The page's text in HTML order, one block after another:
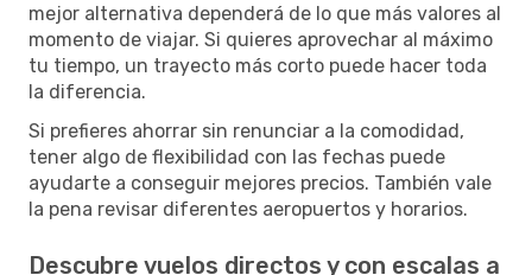
mejor alternativa dependerá de lo que más valores al
momento de viajar. Si quieres aprovechar al máximo
tu tiempo, un trayecto más corto puede hacer toda
la diferencia.
Si prefieres ahorrar sin renunciar a la comodidad,
tener algo de flexibilidad con las fechas puede
ayudarte a conseguir mejores precios. También vale
la pena revisar diferentes aeropuertos y horarios.
Descubre vuelos directos y con escalas a